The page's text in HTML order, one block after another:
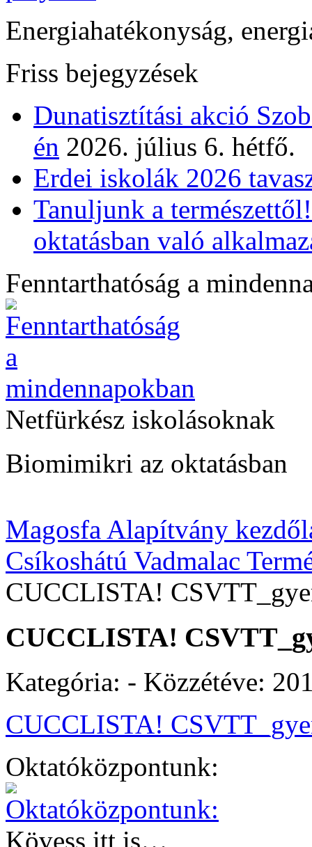
Energiahatékonyság,
Friss bejegyzések
Dunatisztítási akció
én 2026. július 6. hétfő.
Erdei iskolák 2026
Tanuljunk a
oktatásban való
Fenntarthatóság a
Netfürkész iskolásoknak
Biomimikri az oktatásban
Magosfa Alapítvány
Csíkoshátú Vadmalac
CUCCLISTA!
CUCCLISTA!
Kategória: - Közzétéve:
CUCCLISTA!
Oktatóközpontunk:
Kövess itt is…